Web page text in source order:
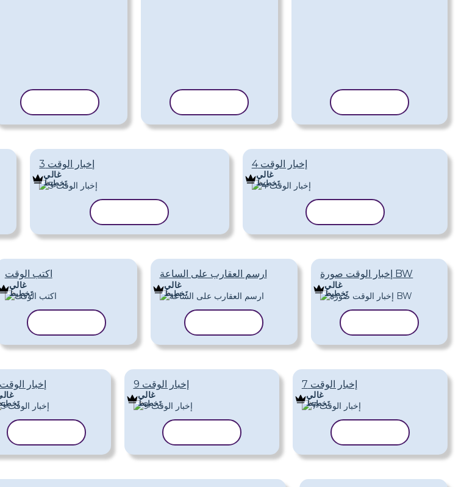
إخبار الوقت 3
غالي
تَخطِيط
إخبار الوقت 4
غالي
تَخطِيط
اكتب الوقت
غالي
تَخطِيط
ارسم العقارب على الساعة
غالي
تَخطِيط
إخبار الوقت صورة BW
غالي
تَخطِيط
إخبار الوقت 5 إخبار الوقت 9
غالي
تَخطِيط
إخبار الوقت 7
غالي
تَخطِيط